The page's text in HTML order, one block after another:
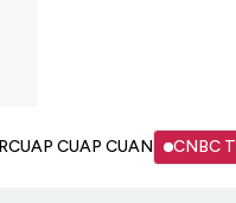
CUAP CUAP CUAN CNBC